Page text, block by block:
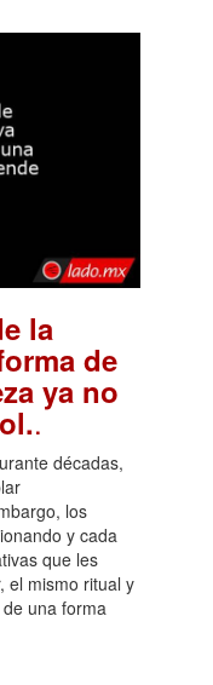
la
de
ya no
.
décadas,
los
y cada
que les
el mismo ritual y
una forma